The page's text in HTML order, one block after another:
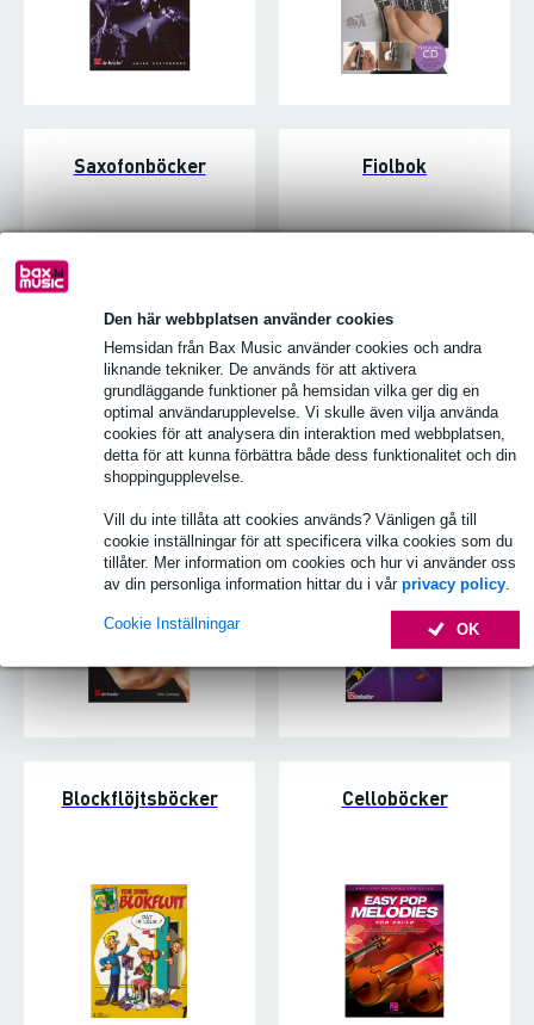
Den här webbplatsen använder cookies
Hemsidan från Bax Music använder cookies och andra
liknande tekniker. De används för att aktivera
grundläggande funktioner på hemsidan vilka ger dig en
optimal användarupplevelse. Vi skulle även vilja använda
cookies för att analysera din interaktion med webbplatsen,
detta för att kunna förbättra både dess funktionalitet och din
shoppingupplevelse.
Vill du inte tillåta att cookies används? Vänligen gå till
cookie inställningar för att specificera vilka cookies som du
tillåter. Mer information om cookies och hur vi använder oss
av din personliga information hittar du i vår privacy policy
OK
Cookie Inställningar
Saxofonböcker Fiolbok
Trumpetbok
Blockflöjtsböcker Celloböcker